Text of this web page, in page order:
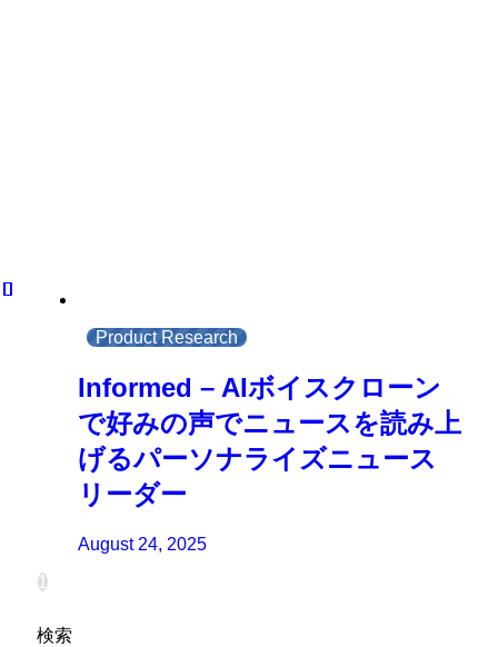
Product Research
Informed – AIボイスクローン
で好みの声でニュースを読み上
げるパーソナライズニュース
リーダー
August 24, 2025
1
検索